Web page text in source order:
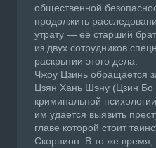
общественной
продолжить
утрату — её старший
из двух сотрудников
раскрытии этого дела.
Чжоу Цзинь обращается
Цзян Хань Шэну (Цзин Бо
криминальной
им удается выявить
главе которой стоит
Скорпион. В то же